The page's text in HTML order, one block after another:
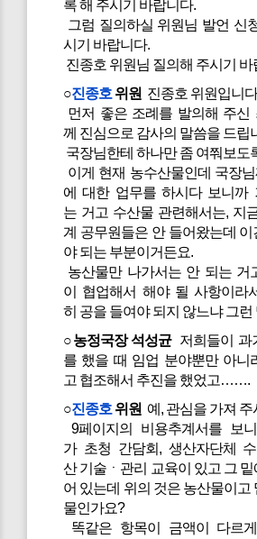
록 해 주시기 바랍니다.
그럼 질의하실 위원님 발언 신
시기 바랍니다.
진종호 위원님 질의해 주시기 바
○진종호 위원 진종호 위원입니
먼저 좋은 조례를 발의해 주신
께 진심으로 감사의 말씀을 드립
국장님한테 하나만 좀 여쭤보도
이게 현재 농수산물인데 국장
에 대한 업무를 하시다 보니까
는 거고 수산물 관련해서는, 지
계 공무원들은 안 들어왔는데 이
야 되는 부분이거든요.
농산물만 나가서는 안 되는 거
이 협업해서 해야 될 사항이라
히 공을 들여야 되지 않느냐 그
○농정국장 석성균저희들이 과
를 했을 때 임업 분야뿐만 아니
고 협조해서 추진을 했었고…….
○진종호 위원 예, 관심을 가져 주
9페이지의 비용추계서를 보
가 초청 간담회, 생산자단체
산 기술ㆍ관리 교육이 있고 그 밑
어 있는데 위의 것은 농산물이고
물인가요?
똑같은 항목이 금액이 다르